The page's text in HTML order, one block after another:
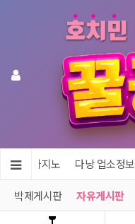
어 & 카지노 다낭 업소정보
박제게시판 자유게시판